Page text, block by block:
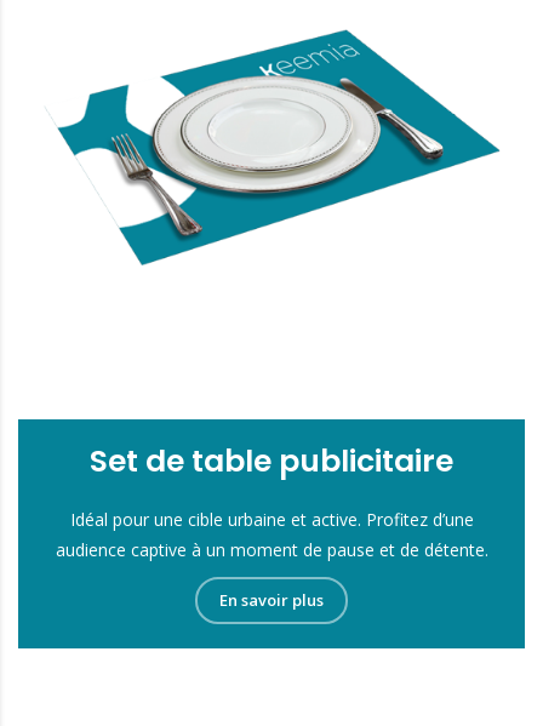
Set de table publicitaire
Idéal pour une cible urbaine et active. Profitez d’une
audience captive à un moment de pause et de détente.
En savoir plus